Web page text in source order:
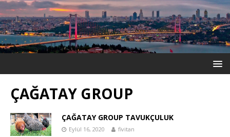
ÇAĞATAY GROUP
ÇAĞATAY GROUP TAVUKÇULUK
Eylül 16, 2020 fivitan